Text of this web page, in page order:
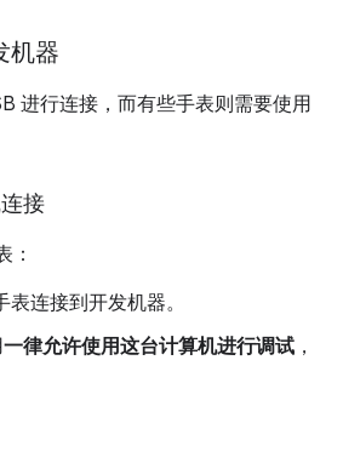
机器
进行连接，而有些手表则需要使用
接
：
表连接到开发机器。
一律允许使用这台计算机进行调试 ，